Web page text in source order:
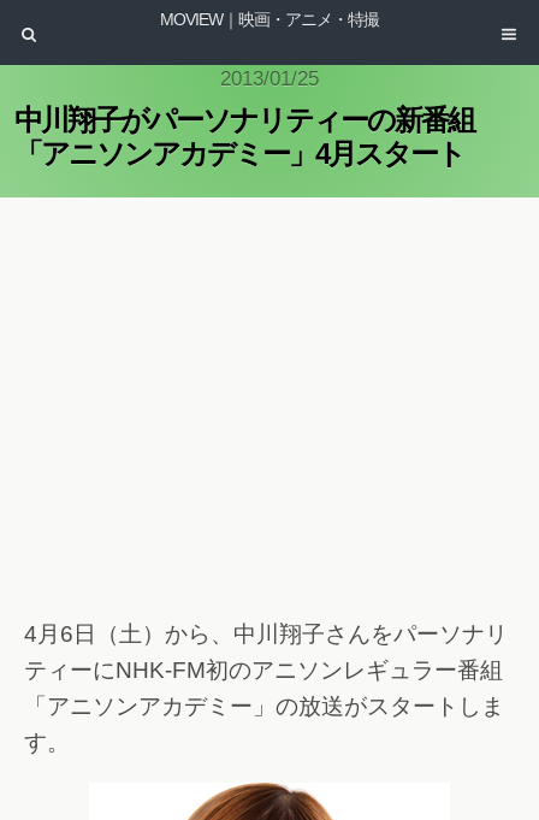
MOVIEW｜映画・アニメ・特撮
2013/01/25
中川翔子がパーソナリティーの新番組
「アニソンアカデミー」4月スタート
4月6日（土）から、中川翔子さんをパーソナリ
ティーにNHK-FM初のアニソンレギュラー番組
「アニソンアカデミー」の放送がスタートしま
す。